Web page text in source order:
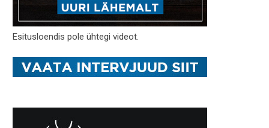
Esitusloendis pole ühtegi videot.